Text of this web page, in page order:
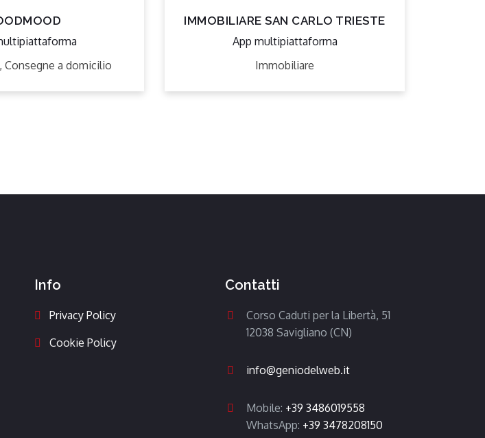
Consegne a domicilio
IMMOBILIARE SAN CARLO TRIESTE
App multipiattaforma
Immobiliare
Info
Privacy Policy
Cookie Policy
Contatti
Corso Caduti per la Libertà, 51
12038 Savigliano (CN)
info@geniodelweb.it
Mobile: +39 3486019558
WhatsApp: +39 3478208150